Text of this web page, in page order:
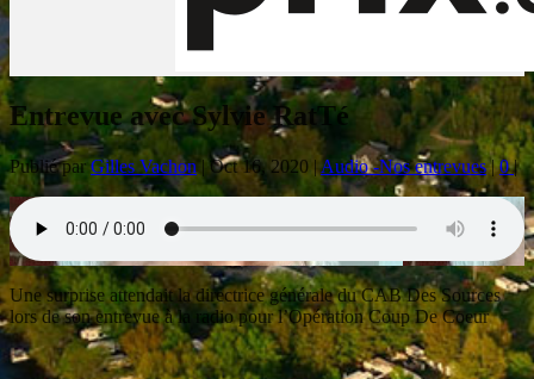
Entrevue avec Sylvie RatTé
Publié par Gilles Vachon | Oct 16, 2020 |Audio -Nos entrevues|0|
Une surprise attendait la directrice générale du CAB Des Sources
lors de son entrevue à la radio pour l’Opération Coup De Coeur